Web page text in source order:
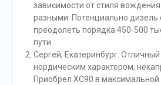
зависимости от стиля
разными. Потенциально дизель
преодолеть порядка 450-500
пути.
Сергей, Екатеринбург.
нордическим характером,
Приобрел ХС90 в максимальной